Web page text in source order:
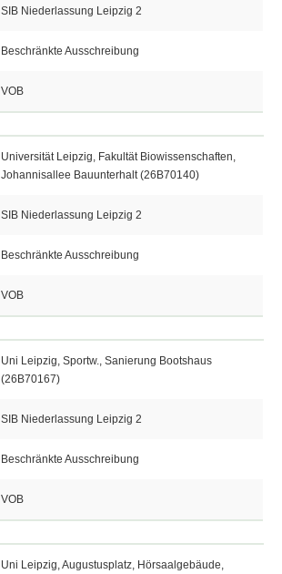
SIB Niederlassung Leipzig 2
Beschränkte Ausschreibung
VOB
Universität Leipzig, Fakultät Biowissenschaften,
Johannisallee Bauunterhalt (26B70140)
SIB Niederlassung Leipzig 2
Beschränkte Ausschreibung
VOB
Uni Leipzig, Sportw., Sanierung Bootshaus
(26B70167)
SIB Niederlassung Leipzig 2
Beschränkte Ausschreibung
VOB
Uni Leipzig, Augustusplatz, Hörsaalgebäude,